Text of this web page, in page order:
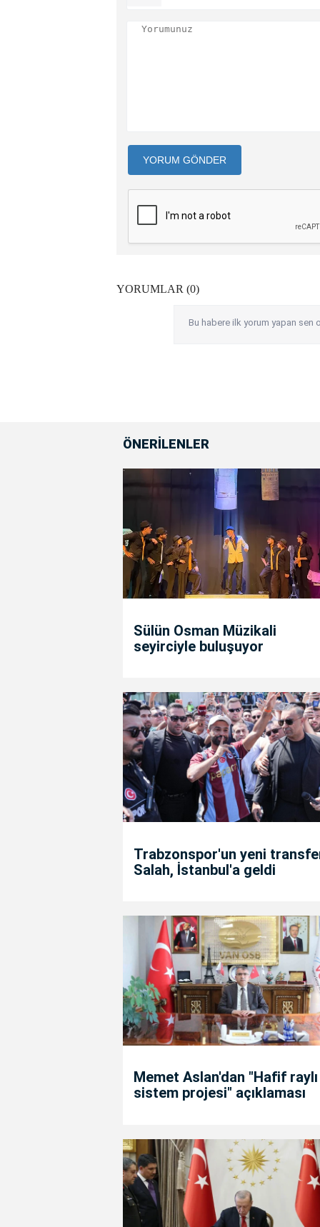
YORUM GÖNDER
YORUMLAR (0)
Bu habere ilk yorum yapan sen
ÖNERİLENLER
Sülün Osman Müzikali
seyirciyle buluşuyor
Trabzonspor'un yeni
Salah, İstanbul'a geldi
Memet Aslan'dan "Hafif raylı
sistem projesi" açıklaması